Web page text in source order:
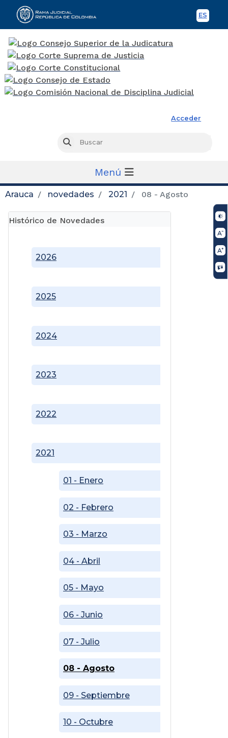
ES
Acceder
Buscar
Menú
Arauca novedades 2021 08 - Agosto
Histórico de Novedades
2021
01 - Enero
02 - Febrero
03 - Marzo
04 - Abril
05 - Mayo
06 - Junio
07 - Julio
08 - Agosto
09 - Septiembre
10 - Octubre
2022
2023
2024
2025
2026